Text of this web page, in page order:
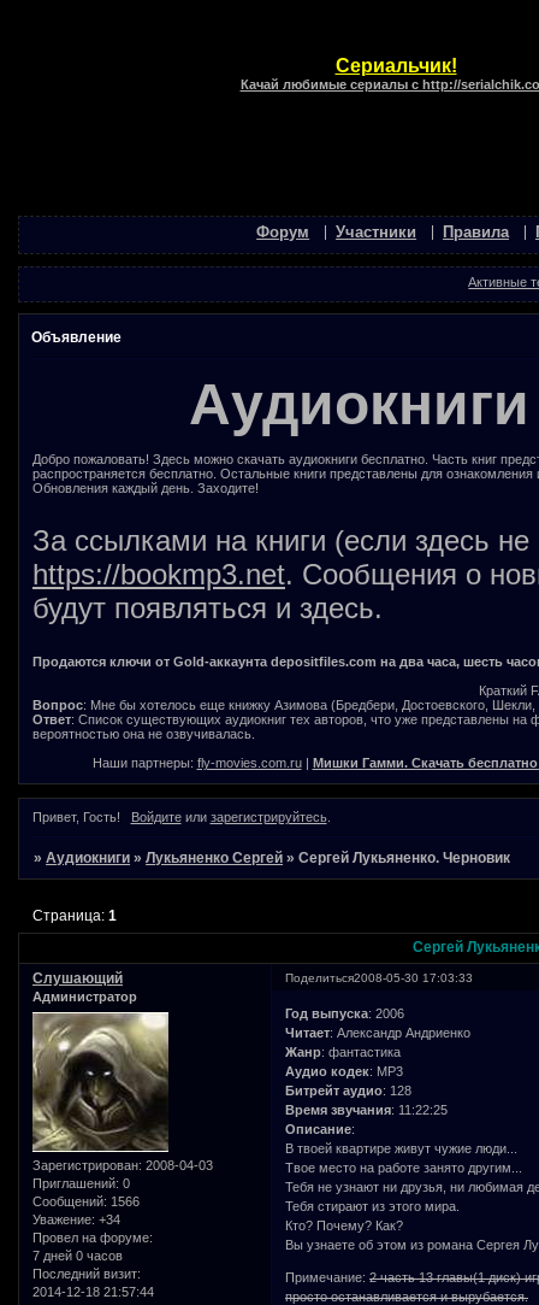
Сериальчик!
Качай любимые сериалы с http://
Форум Участники Правила
Активные
Объявление
Добро пожаловать! Здесь можно скачать аудиокниги бесплатно. Часть книг
распространяется бесплатно. Остальные книги представлены для
Обновления каждый день. Заходите!
За ссылками на книги (если здесь
https://bookmp3.net. Сообщения о
будут появляться и здесь.
Продаются ключи от Gold-аккаунта depositfiles.com на два часа, шесть
Краткий
Вопрос: Мне бы хотелось еще книжку Азимова (Бредбери, Достоевского, Шекли,
Ответ: Список существующих аудиокниг тех авторов, что уже представлены на
вероятностью она не озвучивалась.
Наши партнеры: fly-movies.com.ru| Мишки Гамми. Скачать
Привет, Гость! Войдитеили зарегистрируйтесь.
»Аудиокниги »Лукьяненко Сергей »Сергей Лукьяненко. Черновик
Сергей
Страница:1
Поделиться2008-05-30 17:03:33
Слушающий
Администратор
Зарегистрирован: 2008-04-03
Приглашений: 0
Сообщений: 1566
Уважение: +34
Провел на форуме:
7 дней 0 часов
Последний визит:
2014-12-18 21:57:44
Год выпуска: 2006
Читает: Александр Андриенко
Жанр: фантастика
Аудио кодек: MP3
Битрейт аудио: 128
Время звучания: 11:22:25
Описание:
В твоей квартире живут чужие люди...
Твое место на работе занято другим...
Тебя не узнают ни друзья, ни любимая
Тебя стирают из этого мира.
Кто? Почему? Как?
Вы узнаете об этом из романа Сергея
Примечание:2 часть 13 главы(1 диск)
просто останавливается и вырубается.